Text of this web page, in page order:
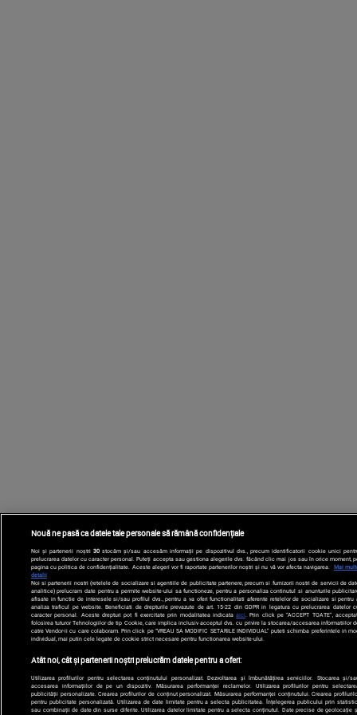
Nouă ne pasă ca datele tale personale să rămână confidențiale
Noi și partenerii noștri 30stocăm și/sau accesăm informații pe dispozitivul dvs., precum identificatorii cookie unici
prelucrarea datelor cu caracter personal. Puteți accepta sau gestiona alegerile dvs. făcând clic mai jos sau în orice moment,
pagina cu politica de confidențialitate. Aceste alegeri vor fi raportate partenerilor noștri și nu vă vor afecta navigarea.
Mai
detalii
Noi si partenerii nostri (retelele de socializare si agentiile de publicitate partenere, precum si furnizorii nostri de servicii de
analitice) prelucram date pentru a permite website-ului sa functioneze, pentru a personaliza continutul si anunturile
afisate in functie de interesele si/sau profilul dvs., pentru a va oferi functionalitati aferente retelelor de socializare si pentru
analiza traficul pe website. Beneficiati de drepturile prevazute de art. 15-22 din GDPR in legatura cu prelucrarea datelor
caracter personal. Aceste drepturi pot fi exercitate prin modalitatea indicataaici . Prin click pe “ACCEPT TOATE”,
folosirea tuturor Tehnologiilor de tip Cookie, care implica inclusiv acceptul dvs. cu privire la stocarea/accesarea informatiilor
catre Vendor-ii cu care colaboram. Prin click pe “VREAU SA MODIFIC SETARILE INDIVIDUAL” puteti schimba preferintele in
individual, mai putin cele legate de cookie strict necesare pentru functionarea website-ului.
Atât noi, cât și partenerii noștri prelucrăm datele pentru a oferi:
Utilizarea profilurilor pentru selectarea conținutului personalizat. Dezvoltarea și îmbunătățirea serviciilor. Stocarea și/
accesarea informațiilor de pe un dispozitiv. Măsurarea performanței reclamelor. Utilizarea profilurilor pentru
publicității personalizate. Crearea profilurilor de conținut personalizat. Măsurarea performanței conținutului. Crearea
pentru publicitate personalizată. Utilizarea de date limitate pentru a selecta publicitatea. Înțelegerea publicului prin
sau combinații de date din surse diferite. Utilizarea datelor limitate pentru a selecta conținutul. Date precise de geolocație